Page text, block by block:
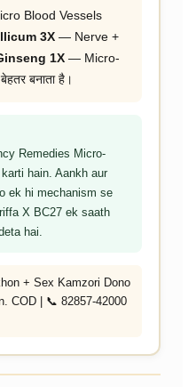
Blood Vessels
3X— Nerve +
1X— Micro-
बनाता है।
Remedies Micro-
hain. Aankh aur
ek hi mechanism se
X BC27 ek saath
hai.
+ Sex Kamzori Dono
COD | 📞 82857-42000